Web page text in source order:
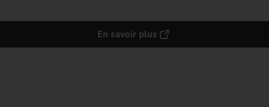
En savoir plus